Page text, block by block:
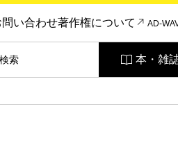
問い合わせ著作権について AD-
索 本・雑